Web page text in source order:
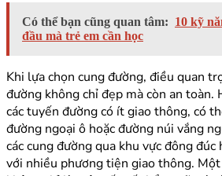
Có thể bạn cũng quan tâm: 10 kỹ
đầu mà trẻ em cần học
Khi lựa chọn cung đường, điều quan
đường không chỉ đẹp mà còn an toàn.
các tuyến đường có ít giao thông, có
đường ngoại ô hoặc đường núi vắng
các cung đường qua khu vực đông
với nhiều phương tiện giao thông.